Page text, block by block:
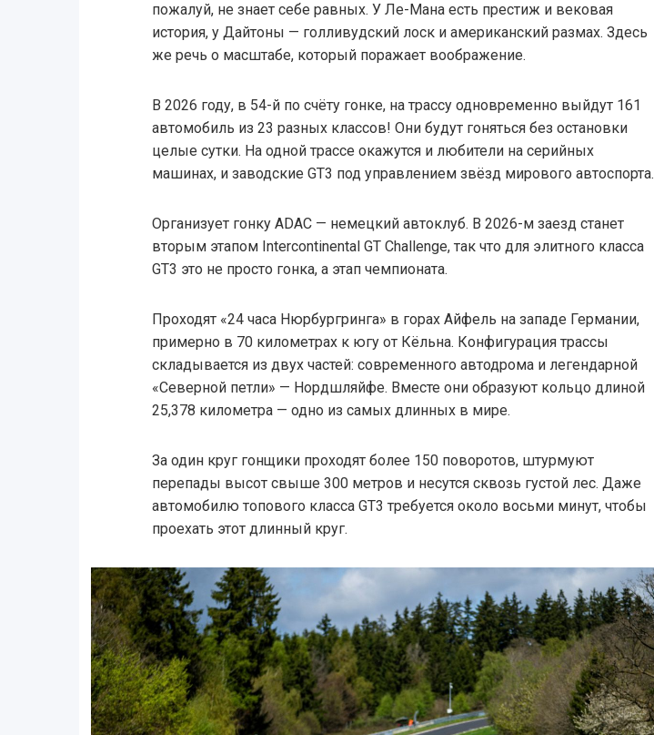
пожалуй, не знает себе равных. У Ле-Мана есть престиж и вековая
история, у Дайтоны — голливудский лоск и американский размах. Здесь
же речь о масштабе, который поражает воображение.
В 2026 году, в 54-й по счёту гонке, на трассу одновременно выйдут 161
автомобиль из 23 разных классов! Они будут гоняться без остановки
целые сутки. На одной трассе окажутся и любители на серийных
машинах, и заводские GT3 под управлением звёзд мирового автоспорта.
Организует гонку ADAC — немецкий автоклуб. В 2026-м заезд станет
вторым этапом Intercontinental GT Challenge, так что для элитного класса
GT3 это не просто гонка, а этап чемпионата.
Проходят «24 часа Нюрбургринга» в горах Айфель на западе Германии,
примерно в 70 километрах к югу от Кёльна. Конфигурация трассы
складывается из двух частей: современного автодрома и легендарной
«Северной петли» — Нордшляйфе. Вместе они образуют кольцо длиной
25,378 километра — одно из самых длинных в мире.
За один круг гонщики проходят более 150 поворотов, штурмуют
перепады высот свыше 300 метров и несутся сквозь густой лес. Даже
автомобилю топового класса GT3 требуется около восьми минут, чтобы
проехать этот длинный круг.